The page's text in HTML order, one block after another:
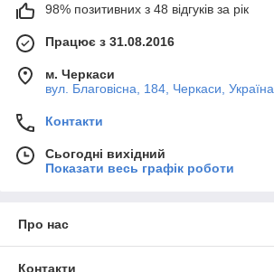
98% позитивних з 48 відгуків за рік
Працює з 31.08.2016
м. Черкаси
вул. Благовісна, 184, Черкаси, Україна
Контакти
Сьогодні вихідний
Показати весь графік роботи
Про нас
Контакти